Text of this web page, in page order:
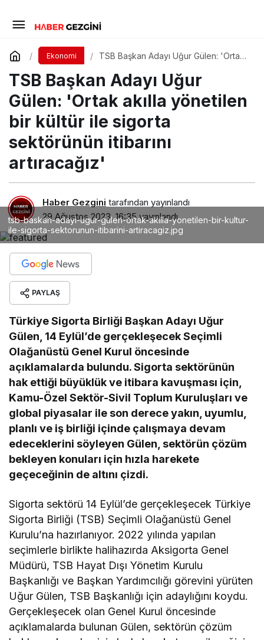
Ekonomi
TSB Başkan Adayı Uğur Gülen: 'Ortak
sektörünün itibarını artıracağız'
TSB Başkan Adayı Uğur
Gülen: 'Ortak akılla yönetilen
bir kültür ile sigorta
sektörünün itibarını
artıracağız'
Haber Gezgini tarafından yayınlandı
29 Ağustos 2023, 16:35yayınlandı
tsb-baskan-adayi-ugur-gulen-ortak-akilla-yonetilen-bir-kultur-
ile-sigorta-sektorunun-itibarini-artiracagiz.jpg
PAYLAŞ
Türkiye Sigorta Birliği Başkan Adayı Uğur
Gülen, 14 Eylül’de gerçekleşecek Seçimli
Olağanüstü Genel Kurul öncesinde
açıklamalarda bulundu. Sigorta sektörünün
hak ettiği büyüklük ve itibara kavuşması için,
Kamu-Özel Sektör-Sivil Toplum Kuruluşları ve
global piyasalar ile son derece yakın, uyumlu,
planlı ve iş birliği içinde çalışmaya devam
edeceklerini söyleyen Gülen, sektörün çözüm
bekleyen konuları için hızla harekete
geçeceğinin de altını çizdi.
Sigorta sektörü 14 Eylül’de gerçekleşecek Türkiye
Sigorta Birliği (TSB) Seçimli Olağanüstü Genel
Kurulu’na hazırlanıyor. 2022 yılında yapılan
seçimlerle birlikte halihazırda Aksigorta Genel
Müdürü, TSB Hayat Dışı Yönetim Kurulu
Başkanlığı ve Başkan Yardımcılığı görevini yürüten
Uğur Gülen, TSB Başkanlığı için adaylığını koydu.
Gerçekleşecek olan Genel Kurul öncesinde
açıklamalarda bulunan Gülen, sektörün çözüm